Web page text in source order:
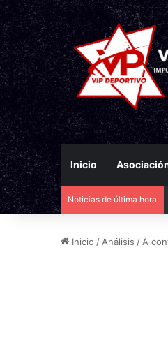
Inicio
Noticias de última hora
Inicio / Análisis / A